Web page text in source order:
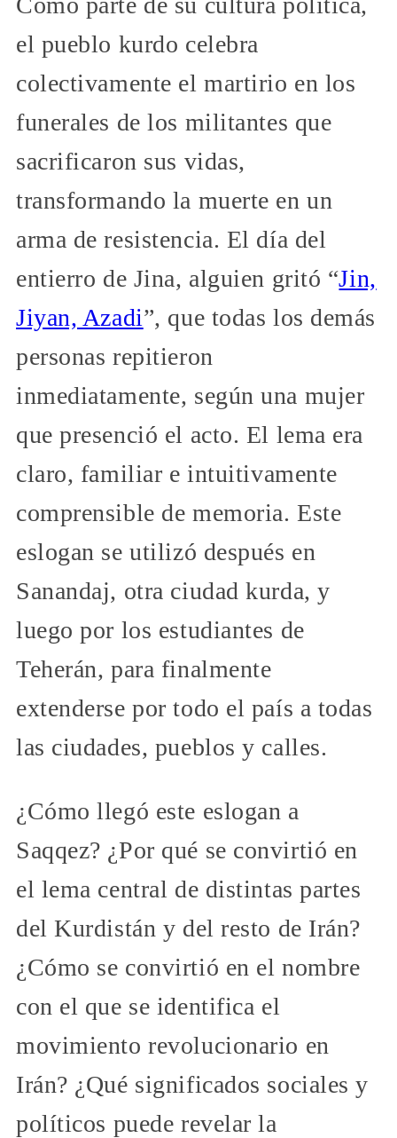
el pueblo kurdo celebra
colectivamente el martirio en los
funerales de los militantes que
sacrificaron sus vidas,
transformando la muerte en un
arma de resistencia. El día del
entierro de Jina, alguien gritó “Jin,
Jiyan, Azadi”, que todas los demás
personas repitieron
inmediatamente, según una mujer
que presenció el acto. El lema era
claro, familiar e intuitivamente
comprensible de memoria. Este
eslogan se utilizó después en
Sanandaj, otra ciudad kurda, y
luego por los estudiantes de
Teherán, para finalmente
extenderse por todo el país a todas
las ciudades, pueblos y calles.
¿Cómo llegó este eslogan a
Saqqez? ¿Por qué se convirtió en
el lema central de distintas partes
del Kurdistán y del resto de Irán?
¿Cómo se convirtió en el nombre
con el que se identifica el
movimiento revolucionario en
Irán? ¿Qué significados sociales y
políticos puede revelar la